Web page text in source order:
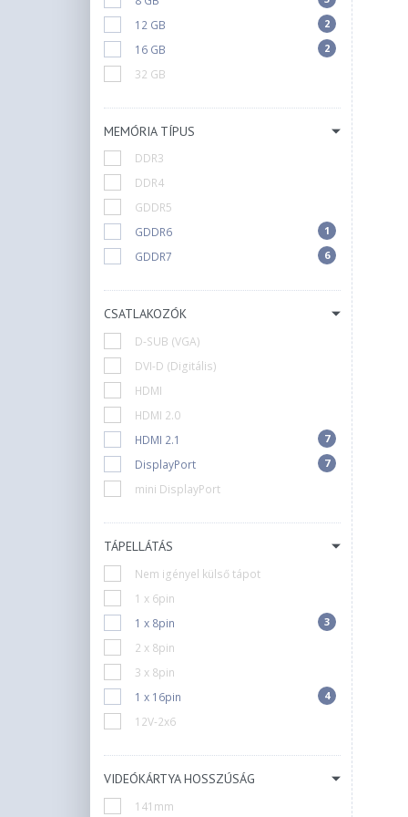
12 GB 2
16 GB 2
32 GB
MEMÓRIA TÍPUS
DDR3
DDR4
GDDR5
GDDR6
1
GDDR7 6
CSATLAKOZÓK
D-SUB (VGA)
DVI-D (Digitális)
HDMI
HDMI 2.0
HDMI 2.1
7
DisplayPort 7
mini DisplayPort
TÁPELLÁTÁS
Nem igényel külső tápot
1 x 6pin
1 x 8pin
3
2 x 8pin
3 x 8pin
1 x 16pin
4
12V-2x6
VIDEÓKÁRTYA HOSSZÚSÁG
141mm